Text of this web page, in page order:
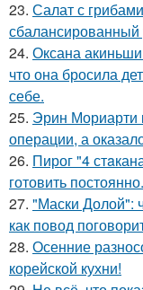
23. Салат с
24. Оксана
что она бросила
себе.
25. Эрин Мориарти
операции, а
26. Пирог "4
готовить постоянно.
27. "Маски Долой":
как повод
28. Осенние
корейской кухни!